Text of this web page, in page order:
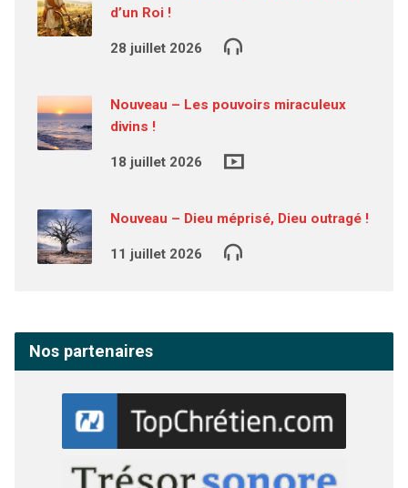
d’un Roi !
28 juillet 2026
Nouveau – Les pouvoirs miraculeux
divins !
18 juillet 2026
Nouveau – Dieu méprisé, Dieu outragé !
11 juillet 2026
Nos partenaires